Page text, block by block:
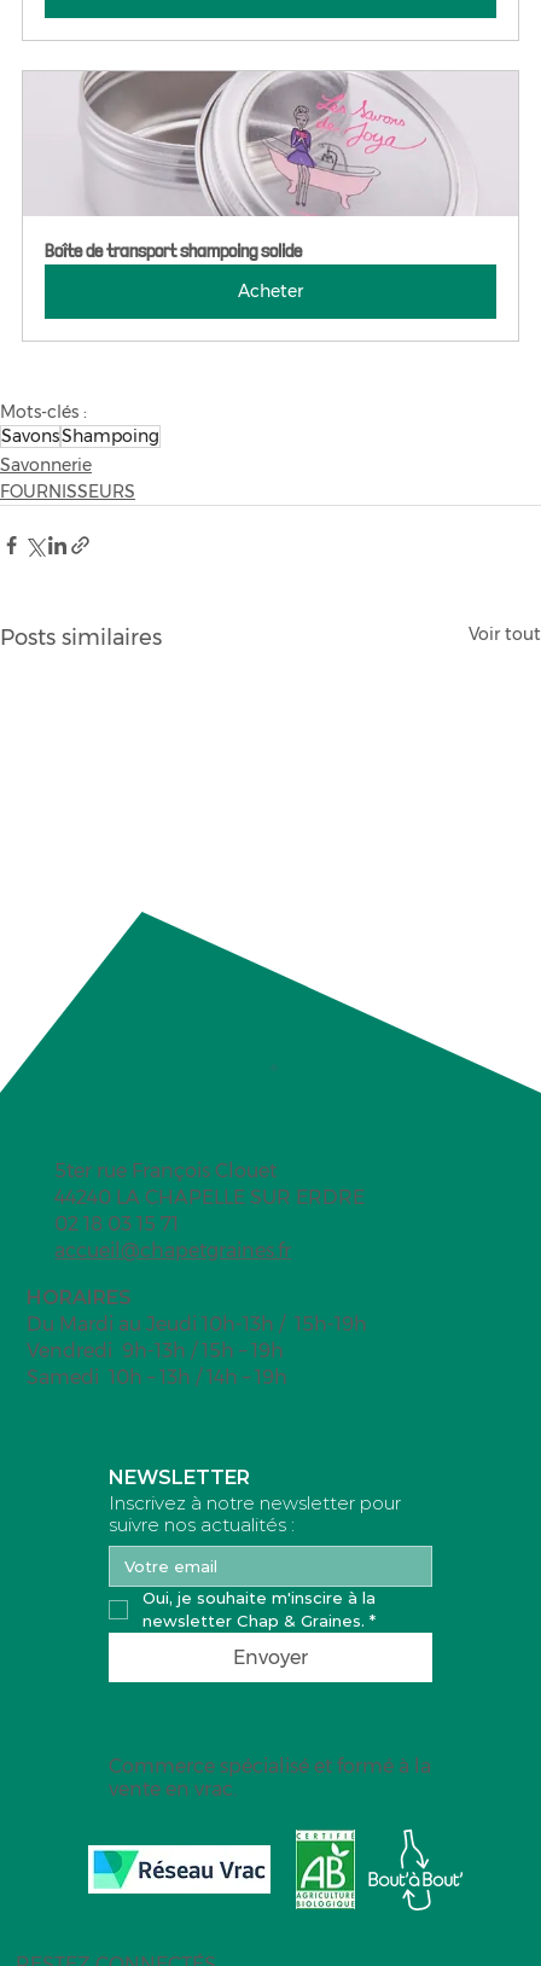
Boîte de transport shampoing solide
Acheter
Mots-clés :
SavonsShampoing
Savonnerie
FOURNISSEURS
Posts similaires Voir tout
Comme Avant
5ter rue François Clouet
44240 LA CHAPELLE SUR ERDRE
02 18 03 15 71
accueil@chapetgraines.fr
HORAIRES
Du Mardi au Jeudi 10h-13h / 15h-19h
Vendredi 9h-13h / 15h – 19h
Samedi 10h – 13h / 14h – 19h
NEWSLETTER
Inscrivez à notre newsletter pour
suivre nos actualités :
Oui, je souhaite m'inscire à la
newsletter Chap & Graines. *
Envoyer
Commerce spécialisé et formé à la
vente en vrac.